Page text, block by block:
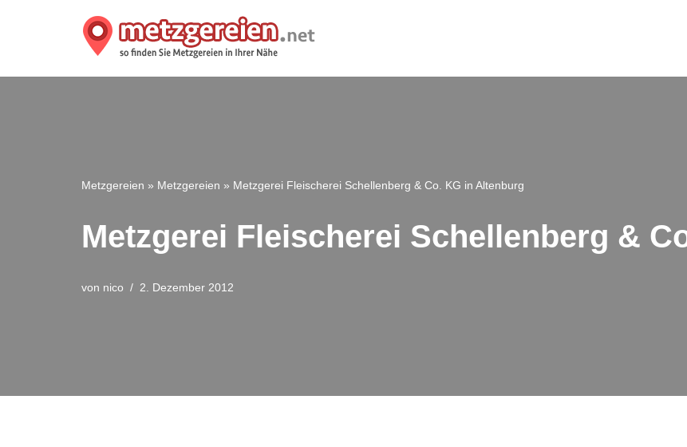
Metzgereien » Metzgereien » Metzgerei Fleischerei Schellenberg & Co. KG in Altenburg
Metzgerei Fleischerei Schellenberg &
von nico 2. Dezember 2012